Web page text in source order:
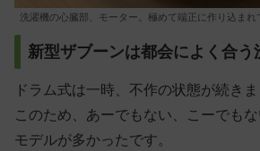
洗濯機の心臓部、モーター。極めて端正に作り込まれ
新型ザブーンは都会によく合う
ドラム式は一時、不作の状態が続きま
このため、あーでもない、こーでも
モデルが多かったです。